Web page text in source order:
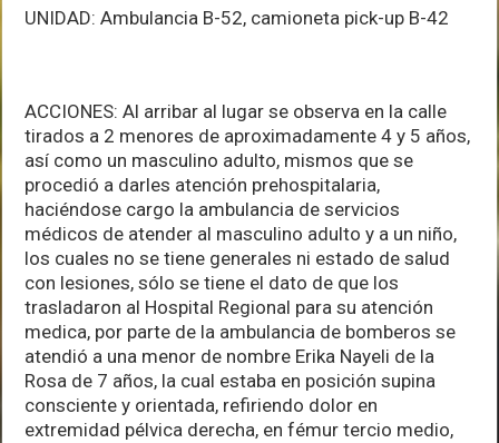
UNIDAD: Ambulancia B-52, camioneta pick-up B-42
ACCIONES: Al arribar al lugar se observa en la calle
tirados a 2 menores de aproximadamente 4 y 5 años,
así como un masculino adulto, mismos que se
procedió a darles atención prehospitalaria,
haciéndose cargo la ambulancia de servicios
médicos de atender al masculino adulto y a un niño,
los cuales no se tiene generales ni estado de salud
con lesiones, sólo se tiene el dato de que los
trasladaron al Hospital Regional para su atención
medica, por parte de la ambulancia de bomberos se
atendió a una menor de nombre Erika Nayeli de la
Rosa de 7 años, la cual estaba en posición supina
consciente y orientada, refiriendo dolor en
extremidad pélvica derecha, en fémur tercio medio,